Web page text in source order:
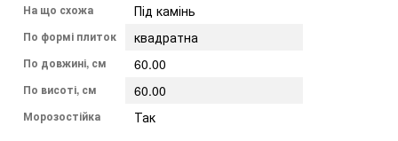
На що схожа Під камінь
По формі плиток квадратна
По довжині, см 60.00
По висоті, см 60.00
Морозостійка Так